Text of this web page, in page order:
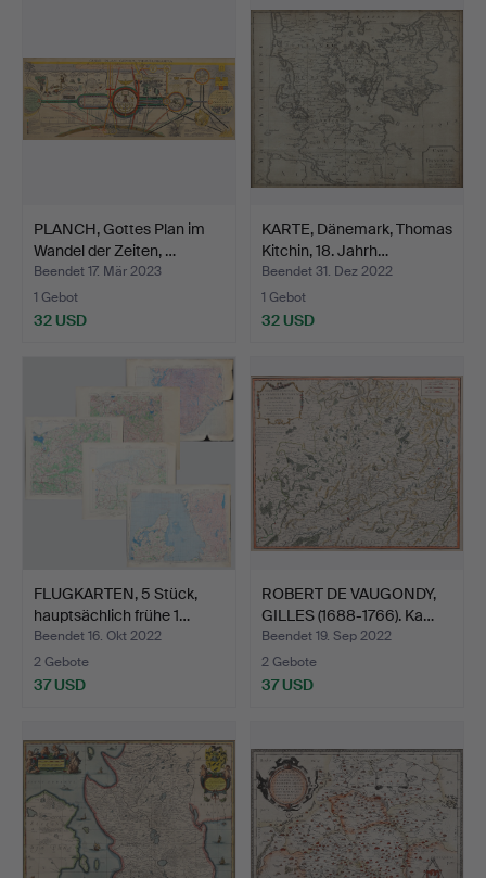
PLANCH, Gottes Plan im
Wandel der Zeiten, …
Beendet 17. Mär 2023
1 Gebot
32 USD
KARTE, Dänemark, Thomas
Kitchin, 18. Jahrh…
Beendet 31. Dez 2022
1 Gebot
32 USD
FLUGKARTEN, 5 Stück,
hauptsächlich frühe 1…
Beendet 16. Okt 2022
2 Gebote
37 USD
ROBERT DE VAUGONDY,
GILLES (1688-1766). Ka…
Beendet 19. Sep 2022
2 Gebote
37 USD